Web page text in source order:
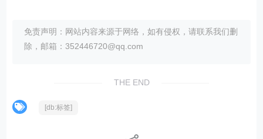
免责声明：网站内容来源于网络，如有侵权，请联系我们删
除，邮箱：352446720@qq.com
THE END
[db:标签]